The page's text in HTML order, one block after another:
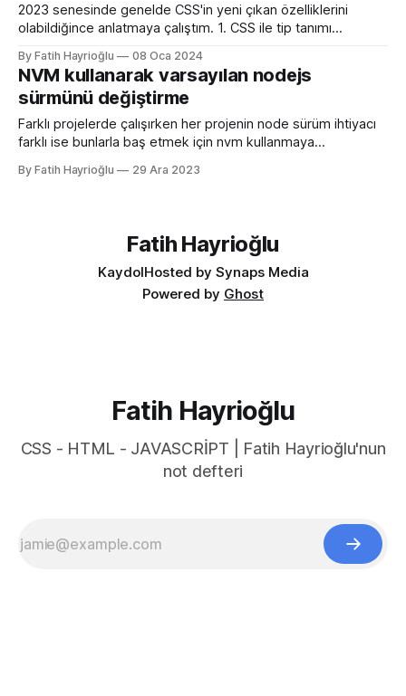
mükemmel. Bu gelişmeleri görünce "Senelerdir niye
uğraştırdınız be
2023 senesinde genelde CSS'in yeni çıkan özelliklerini
olabildiğince anlatmaya çalıştım. 1. CSS ile tip tanımı
color tanımı 4. CSS scroll-snap 5. :user-invalid seçicisi 6.
Yeni bakış alanı(viewport) değerleri 7. Medya sorgularında
aralıklı genişlik tanımlama 8. CSS subgrid
By Fatih Hayrioğlu 08 Oca 2024
NVM kullanarak varsayılan nodejs
sürmünü değiştirme
Farklı projelerde çalışırken her projenin node sürüm ihtiyacı
farklı ise bunlarla baş etmek için nvm kullanmaya
değiştirmek sorun oluyor. Varsayılan node sürümünü
ve sonra sistemde yüklü nodejs
By Fatih Hayrioğlu 29 Ara 2023
Fatih Hayrioğlu
KaydolHosted by Synaps Media
Powered by Ghost
Fatih Hayrioğlu
CSS - HTML - JAVASCRİPT | Fatih Hayrioğlu'nun
not defteri